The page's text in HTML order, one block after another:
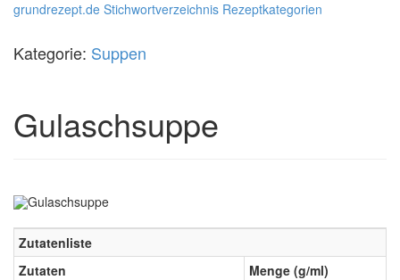
grundrezept.de Stichwortverzeichnis Rezeptkategorien
Kategorie: Suppen
Gulaschsuppe
Zutatenliste
Zutaten
Menge (g/ml)